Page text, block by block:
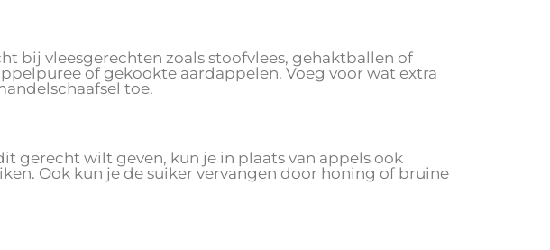
bij vleesgerechten zoals stoofvlees, gehaktballen of
of gekookte aardappelen. Voeg voor wat extra
toe.
gerecht wilt geven, kun je in plaats van appels ook
Ook kun je de suiker vervangen door honing of bruine